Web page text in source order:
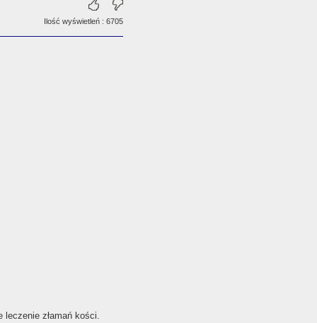
Ilość wyświetleń : 6705
leczenie złamań kości.